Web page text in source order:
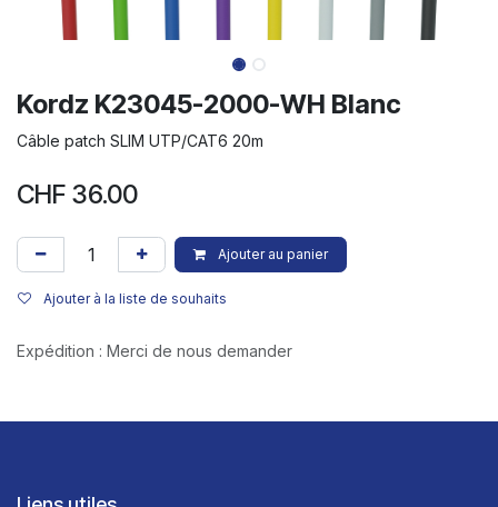
Kordz K23045-2000-WH Blanc
Câble patch SLIM UTP/CAT6 20m
CHF 36.00
Ajouter au panier
Ajouter à la liste de souhaits
Expédition : Merci de nous demander